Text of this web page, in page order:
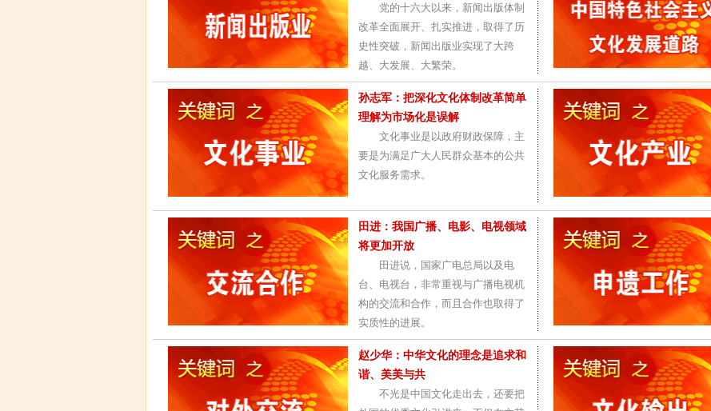
党的十六大以来，新闻出版体制
改革全面展开、扎实推进，取得了历
史性突破，新闻出版业实现了大跨
越、大发展、大繁荣。
孙志军：把深化文化体制改革简单
理解为市场化是误解
文化事业是以政府财政保障，主
要是为满足广大人民群众基本的公共
文化服务需求。
田进：我国广播、电影、电视领域
将更加开放
田进说，国家广电总局以及电
台、电视台，非常重视与广播电视机
构的交流和合作，而且合作也取得了
实质性的进展。
赵少华：中华文化的理念是追求和
谐、美美与共
不光是中国文化走出去，还要把